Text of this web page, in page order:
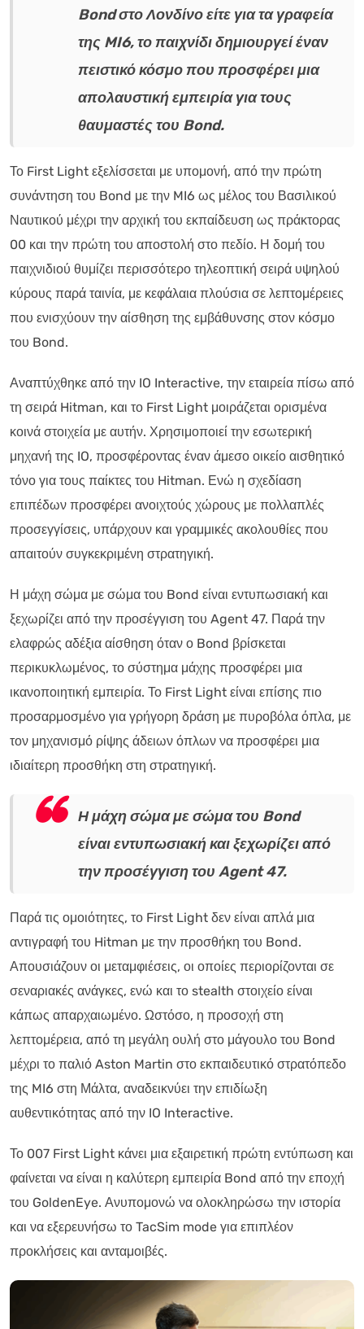
Bond στο Λονδίνο είτε για τα γραφεία
της MI6, το παιχνίδι δημιουργεί έναν
πειστικό κόσμο που προσφέρει μια
απολαυστική εμπειρία για τους
θαυμαστές του Bond.
Το First Light εξελίσσεται με υπομονή, από την πρώτη
συνάντηση του Bond με την MI6 ως μέλος του Βασιλικού
Ναυτικού μέχρι την αρχική του εκπαίδευση ως πράκτορας
00 και την πρώτη του αποστολή στο πεδίο. Η δομή του
παιχνιδιού θυμίζει περισσότερο τηλεοπτική σειρά υψηλού
κύρους παρά ταινία, με κεφάλαια πλούσια σε λεπτομέρειες
που ενισχύουν την αίσθηση της εμβάθυνσης στον κόσμο
του Bond.
Αναπτύχθηκε από την IO Interactive, την εταιρεία πίσω από
τη σειρά Hitman, και το First Light μοιράζεται ορισμένα
κοινά στοιχεία με αυτήν. Χρησιμοποιεί την εσωτερική
μηχανή της IO, προσφέροντας έναν άμεσο οικείο αισθητικό
τόνο για τους παίκτες του Hitman. Ενώ η σχεδίαση
επιπέδων προσφέρει ανοιχτούς χώρους με πολλαπλές
προσεγγίσεις, υπάρχουν και γραμμικές ακολουθίες που
απαιτούν συγκεκριμένη στρατηγική.
Η μάχη σώμα με σώμα του Bond είναι εντυπωσιακή και
ξεχωρίζει από την προσέγγιση του Agent 47. Παρά την
ελαφρώς αδέξια αίσθηση όταν ο Bond βρίσκεται
περικυκλωμένος, το σύστημα μάχης προσφέρει μια
ικανοποιητική εμπειρία. Το First Light είναι επίσης πιο
προσαρμοσμένο για γρήγορη δράση με πυροβόλα όπλα, με
τον μηχανισμό ρίψης άδειων όπλων να προσφέρει μια
ιδιαίτερη προσθήκη στη στρατηγική.
Η μάχη σώμα με σώμα του Bond
είναι εντυπωσιακή και ξεχωρίζει από
την προσέγγιση του Agent 47.
Παρά τις ομοιότητες, το First Light δεν είναι απλά μια
αντιγραφή του Hitman με την προσθήκη του Bond.
Απουσιάζουν οι μεταμφιέσεις, οι οποίες περιορίζονται σε
σεναριακές ανάγκες, ενώ και το stealth στοιχείο είναι
κάπως απαρχαιωμένο. Ωστόσο, η προσοχή στη
λεπτομέρεια, από τη μεγάλη ουλή στο μάγουλο του Bond
μέχρι το παλιό Aston Martin στο εκπαιδευτικό στρατόπεδο
της MI6 στη Μάλτα, αναδεικνύει την επιδίωξη
αυθεντικότητας από την IO Interactive.
Το 007 First Light κάνει μια εξαιρετική πρώτη εντύπωση και
φαίνεται να είναι η καλύτερη εμπειρία Bond από την εποχή
του GoldenEye. Ανυπομονώ να ολοκληρώσω την ιστορία
και να εξερευνήσω το TacSim mode για επιπλέον
προκλήσεις και ανταμοιβές.